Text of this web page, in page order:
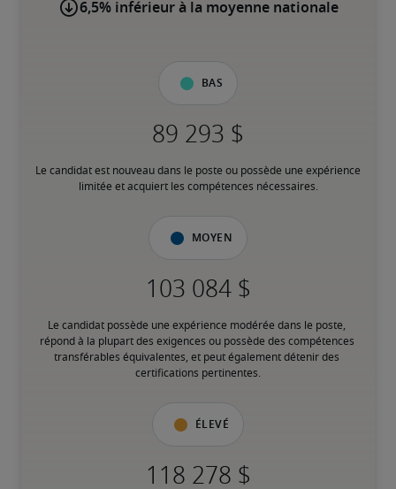
6,5% inférieur à la moyenne nationale
Bas
Le candidat est nouveau dans le poste ou possède une expérience
limitée et acquiert les compétences nécessaires.
Moyen
Le candidat possède une expérience modérée dans le poste,
répond à la plupart des exigences ou possède des compétences
transférables équivalentes, et peut également détenir des
certifications pertinentes.
Élevé